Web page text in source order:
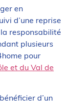
en
d’une reprise
responsabilité
plusieurs
pour
et du Val de
d’un